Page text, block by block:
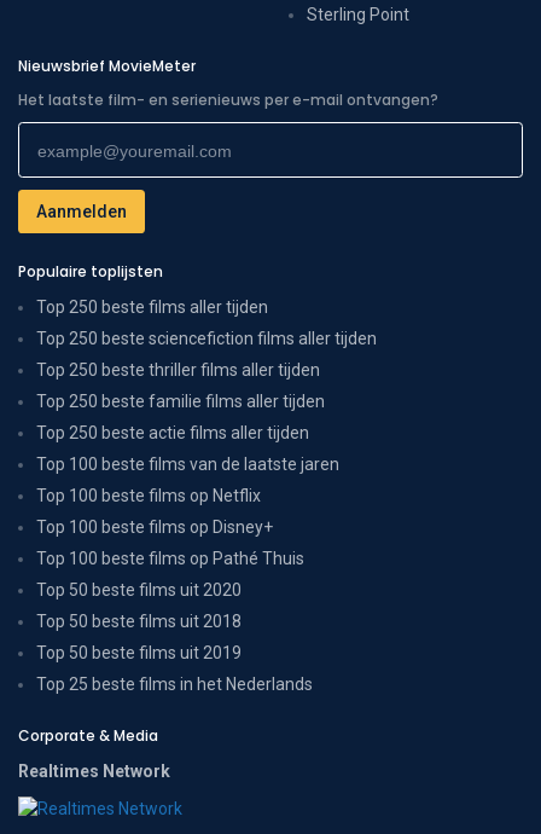
Sterling Point
Nieuwsbrief MovieMeter
Het laatste film- en serienieuws per e-mail ontvangen?
Populaire toplijsten
Top 250 beste films aller tijden
Top 250 beste sciencefiction films aller tijden
Top 250 beste thriller films aller tijden
Top 250 beste familie films aller tijden
Top 250 beste actie films aller tijden
Top 100 beste films van de laatste jaren
Top 100 beste films op Netflix
Top 100 beste films op Disney+
Top 100 beste films op Pathé Thuis
Top 50 beste films uit 2020
Top 50 beste films uit 2018
Top 50 beste films uit 2019
Top 25 beste films in het Nederlands
Corporate & Media
Realtimes Network